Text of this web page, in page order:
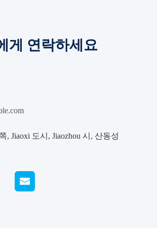
게 연락하세요
, Jiaoxi 도시, Jiaozhou 시, 산동성